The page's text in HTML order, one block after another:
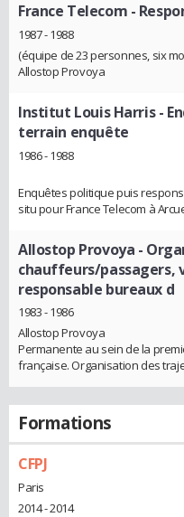
France Telecom -
1987 - 1988
(équipe de 23 personnes, six
Allostop Provoya
Institut Louis Harris-
terrain enquête
1986 - 1988
Enquêtes politique puis
situ pour France Telecom à
Allostop Provoya -
chauffeurs/
responsable bureaux d
1983 - 1986
Allostop Provoya
Permanente au sein de la
française. Organisation des
Formations
CFPJ
Paris
2014 - 2014